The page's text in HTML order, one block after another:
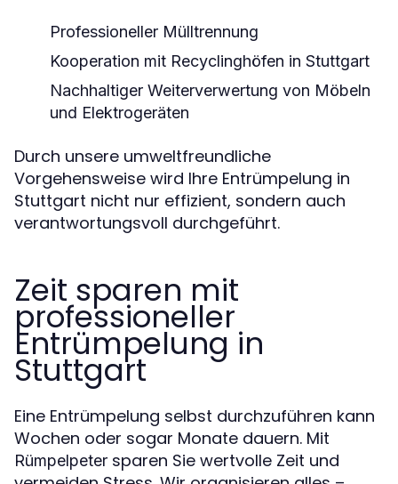
Professioneller Mülltrennung
Kooperation mit Recyclinghöfen in Stuttgart
Nachhaltiger Weiterverwertung von Möbeln
und Elektrogeräten
Durch unsere umweltfreundliche
Vorgehensweise wird Ihre Entrümpelung in
Stuttgart nicht nur effizient, sondern auch
verantwortungsvoll durchgeführt.
Zeit sparen mit
professioneller
Entrümpelung in
Stuttgart
Eine Entrümpelung selbst durchzuführen kann
Wochen oder sogar Monate dauern. Mit
Rümpelpeter sparen Sie wertvolle Zeit und